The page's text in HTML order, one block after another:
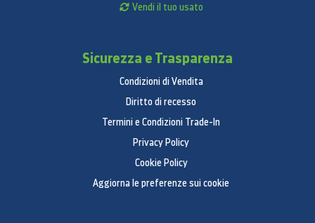
Vendi il tuo usato
Sicurezza e Trasparenza
Condizioni di Vendita
Diritto di recesso
Termini e Condizioni Trade-In
Privacy Policy
Cookie Policy
Aggiorna le preferenze sui cookie